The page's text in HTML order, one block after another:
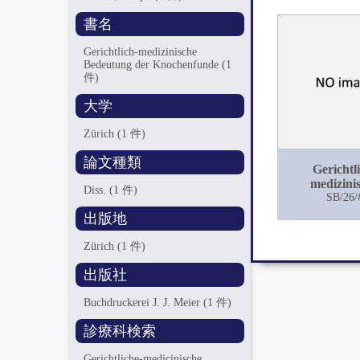
書名
Gerichtlich-medizinische
Bedeutung der Knochenfunde(1
件)
大学
Zürich(1 件)
論文種類
Diss.(1 件)
出版地
Zürich(1 件)
出版社
Buchdruckerei J. J. Meier(1 件)
診療科検索
SB/26/